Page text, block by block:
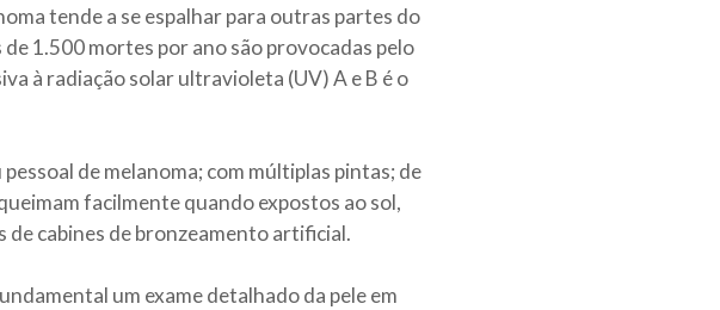
tende a se espalhar para outras partes do
1.500 mortes por ano são provocadas pelo
à radiação solar ultravioleta (UV) A e B é o
de melanoma; com múltiplas pintas; de
facilmente quando expostos ao sol,
cabines de bronzeamento artificial.
um exame detalhado da pele em